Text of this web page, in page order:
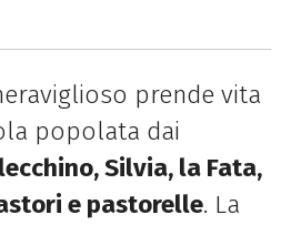
prende vita
popolata dai
Silvia, la Fata,
e pastorelle. La